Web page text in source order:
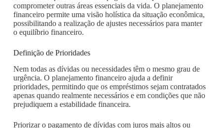
comprometer outras áreas essenciais da vida. O planejamento
financeiro permite uma visão holística da situação econômica,
possibilitando a realização de ajustes necessários para manter
o equilíbrio financeiro.
Definição de Prioridades
Nem todas as dívidas ou necessidades têm o mesmo grau de
urgência. O planejamento financeiro ajuda a definir
prioridades, permitindo que os empréstimos sejam contratados
apenas quando realmente necessários e em condições que não
prejudiquem a estabilidade financeira.
Priorizar o pagamento de dívidas com juros mais altos ou